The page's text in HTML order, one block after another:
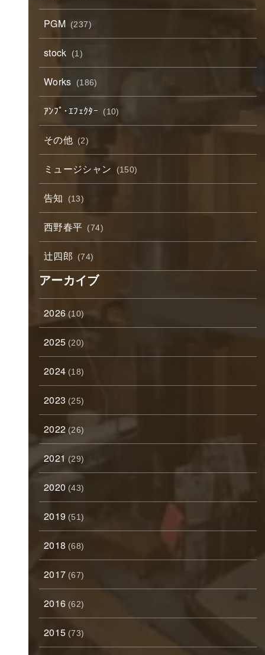
PGM (237)
stock (1)
Works (186)
ｱﾝﾌﾟ･ｴﾌｪｸﾀｰ (10)
その他 (2)
ミュージシャン (150)
告知 (13)
西野春平 (74)
辻四郎 (74)
アーカイブ
2026 (10)
2025 (20)
2024 (18)
2023 (25)
2022 (26)
2021 (29)
2020 (43)
2019 (51)
2018 (68)
2017 (67)
2016 (62)
2015 (73)